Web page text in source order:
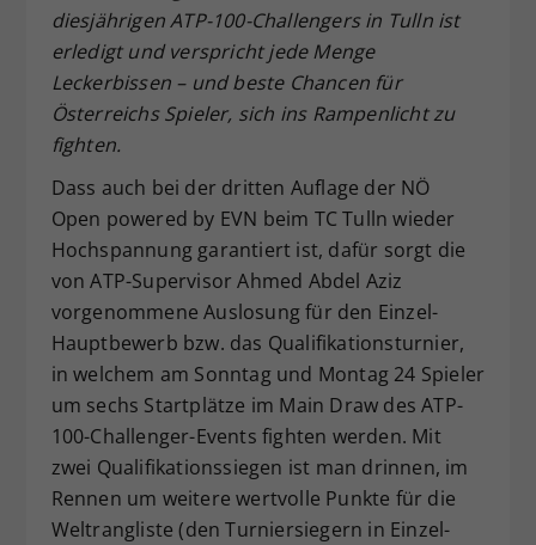
diesjährigen ATP-100-Challengers in Tulln ist
erledigt und verspricht jede Menge
Leckerbissen – und beste Chancen für
Österreichs Spieler, sich ins Rampenlicht zu
fighten.
Dass auch bei der dritten Auflage der NÖ
Open powered by EVN beim TC Tulln wieder
Hochspannung garantiert ist, dafür sorgt die
von ATP-Supervisor Ahmed Abdel Aziz
vorgenommene Auslosung für den Einzel-
Hauptbewerb bzw. das Qualifikationsturnier,
in welchem am Sonntag und Montag 24 Spieler
um sechs Startplätze im Main Draw des ATP-
100-Challenger-Events fighten werden. Mit
zwei Qualifikationssiegen ist man drinnen, im
Rennen um weitere wertvolle Punkte für die
Weltrangliste (den Turniersiegern in Einzel-
Zweck
Dieser Wert speichert Ihre Consent-
Einstellungen. Unter anderem eine
zufällig generierte ID, für die
historische Speicherung Ihrer
hat.